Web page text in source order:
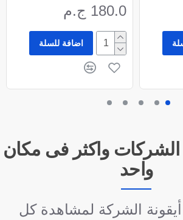
180.0 ج.م
اضافة للسلة
واكثر فى مكان
واحد
الشركة لمشاهدة كل